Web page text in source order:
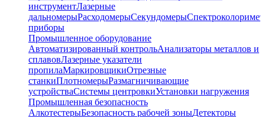
инструментЛазерные
дальномерыРасходомерыСекундомеры
приборы
Промышленное оборудование
Автоматизированный контрольАнализаторы металлов и
сплавовЛазерные указатели
пропилаМаркировщикиОтрезные
станкиПлотномерыРазмагничивающие
устройстваСистемы центровкиУстановки нагружения
Промышленная безопасность
АлкотестерыБезопасность рабочей зоныДетекторы